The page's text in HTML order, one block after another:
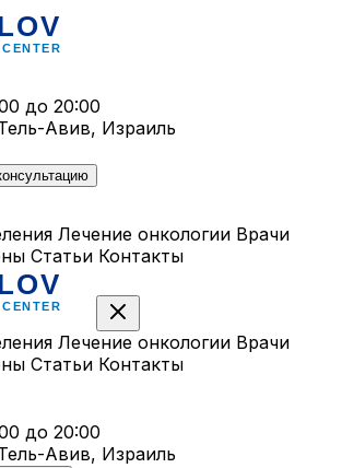
до 20:00
Авив, Израиль
Лечение онкологии Врачи
Статьи Контакты
Лечение онкологии Врачи
Статьи Контакты
до 20:00
Авив, Израиль